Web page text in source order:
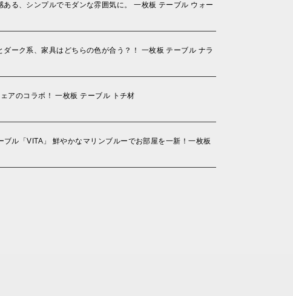
る、シンプルでモダンな雰囲気に。 一枚板 テーブル ウォー
ーク系、家具はどちらの色が合う？！ 一枚板 テーブル ナラ
アのコラボ！ 一枚板 テーブル トチ材
ル「VITA」 鮮やかなマリンブルーでお部屋を一新！一枚板